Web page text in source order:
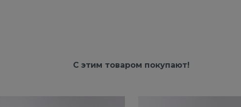
С этим товаром покупают!